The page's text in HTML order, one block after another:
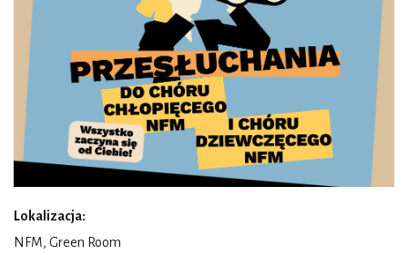
Lokalizacja:
NFM, Green Room